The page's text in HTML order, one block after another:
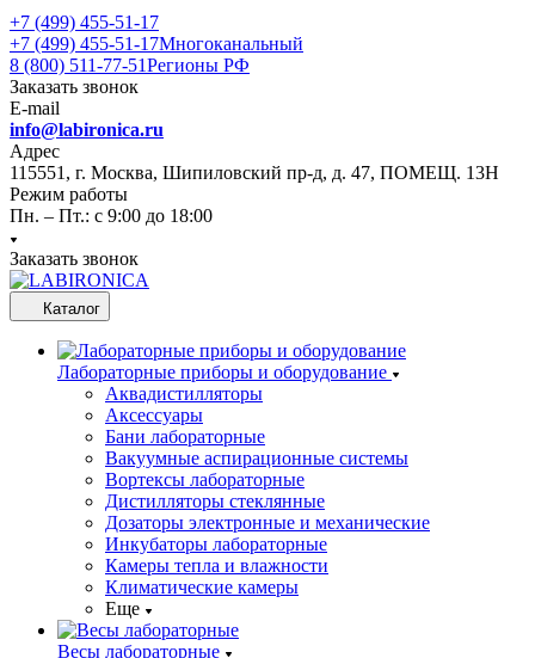
+7 (499) 455-51-17
+7 (499) 455-51-17Многоканальный
8 (800) 511-77-51Регионы РФ
Заказать звонок
E-mail
info@labironica.ru
Адрес
115551, г. Москва, Шипиловский пр-д, д. 47, ПОМЕЩ. 13Н
Режим работы
Пн. – Пт.: с 9:00 до 18:00
Заказать звонок
Каталог
Лабораторные приборы и оборудование
Аквадистилляторы
Аксессуары
Бани лабораторные
Вакуумные аспирационные системы
Вортексы лабораторные
Дистилляторы стеклянные
Дозаторы электронные и механические
Инкубаторы лабораторные
Камеры тепла и влажности
Климатические камеры
Еще
Весы лабораторные